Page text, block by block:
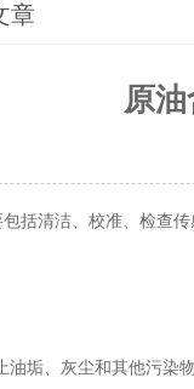
章
原
括清洁、校准、检查
、灰尘和其他污染物